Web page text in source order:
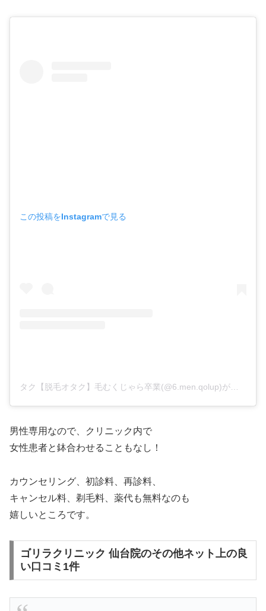
この投稿をInstagramで見る
タク【脱毛オタク】毛むくじゃら卒業(@6.men.qolup)がシェアした投稿
男性専用なので、クリニック内で
女性患者と鉢合わせることもなし！
カウンセリング、初診料、再診料、
キャンセル料、剃毛料、薬代も無料なのも
嬉しいところです。
ゴリラクリニック 仙台院のその他ネット上の良
い口コミ1件